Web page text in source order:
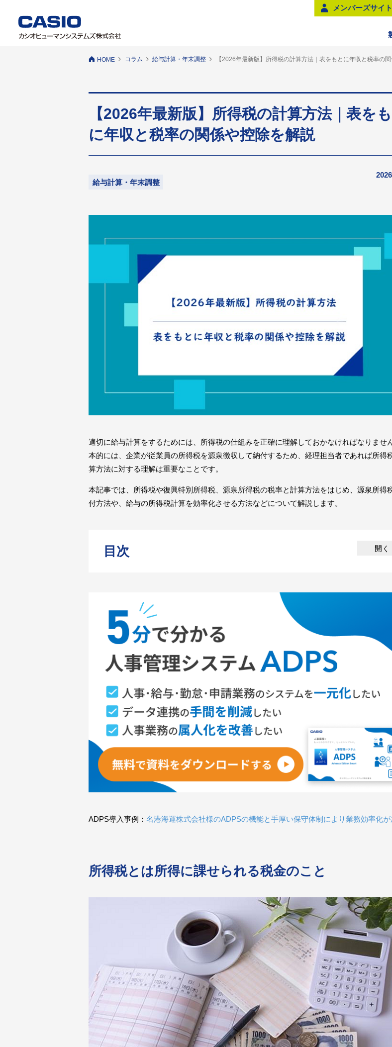
メンバーズサイト
HOME コラム 給与計算・年末調整 【2026年最新版】所得税の計算方法｜表をもとに年収と税率の
【2026年最新版】所得税の計算方法｜表を
に年収と税率の関係や控除を解説
給与計算・年末調整
適切に給与計算をするためには、所得税の仕組みを正確に理解しておかなければなりませ
本的には、企業が従業員の所得税を源泉徴収して納付するため、経理担当者であれば所得
算方法に対する理解は重要なことです。
本記事では、所得税や復興特別所得税、源泉所得税の税率と計算方法をはじめ、源泉所得
付方法や、給与の所得税計算を効率化させる方法などについて解説します。
目次 開く
ADPS導入事例： 名港海運株式会社様のADPSの機能と手厚い保守体制により業務効率化が
所得税とは所得に課せられる税金のこと